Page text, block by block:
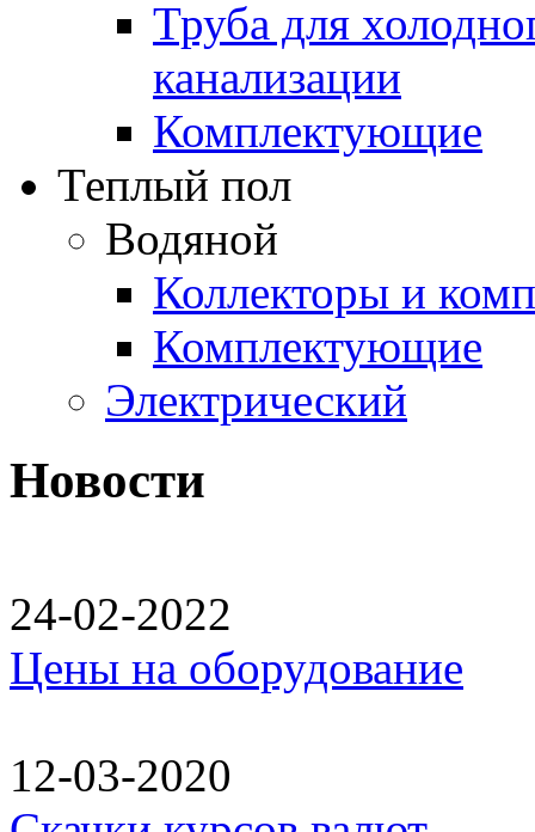
Труба для
канализации
Комплектующие
Теплый пол
Водяной
Коллекторы и
Комплектующие
Электрический
Новости
24-02-2022
Цены на оборудование
12-03-2020